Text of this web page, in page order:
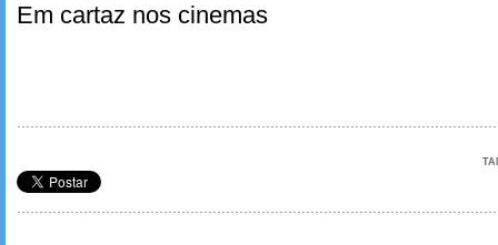
Em cartaz nos cinemas